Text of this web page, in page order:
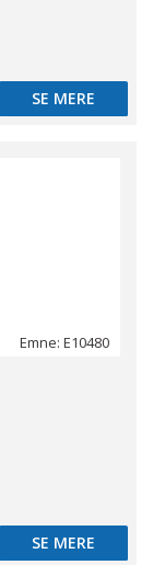
SE MERE
SE MERE
Emne: E10480
SE MERE
SE MERE